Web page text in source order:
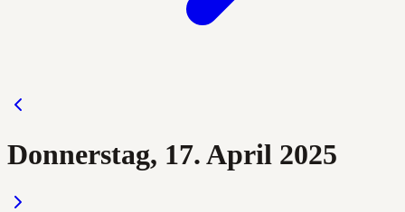
Donnerstag, 17. April 2025